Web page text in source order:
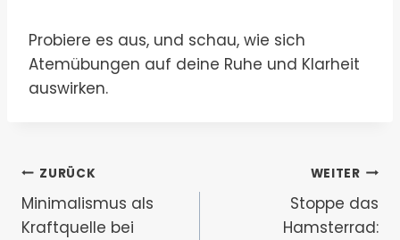
Probiere es aus, und schau, wie sich
Atemübungen auf deine Ruhe und Klarheit
auswirken.
Beitragsnavigation
ZURÜCK
Minimalismus als
Kraftquelle bei
WEITER
Stoppe das
Hamsterrad: